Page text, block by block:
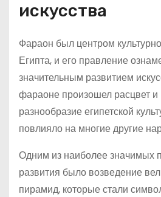
искусства
Фараон был центром
Египта, и его правление
значительным развитием
фараоне произошел расцвет и
разнообразие египетской
повлияло на многие другие
Одним из наиболее значимых
развития было возведение
пирамид, которые стали